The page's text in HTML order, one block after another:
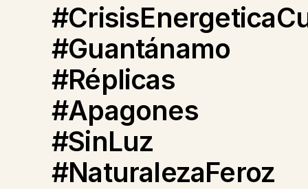
#Guantánamo
#Réplicas
#Apagones
#SinLuz
#NaturalezaFeroz